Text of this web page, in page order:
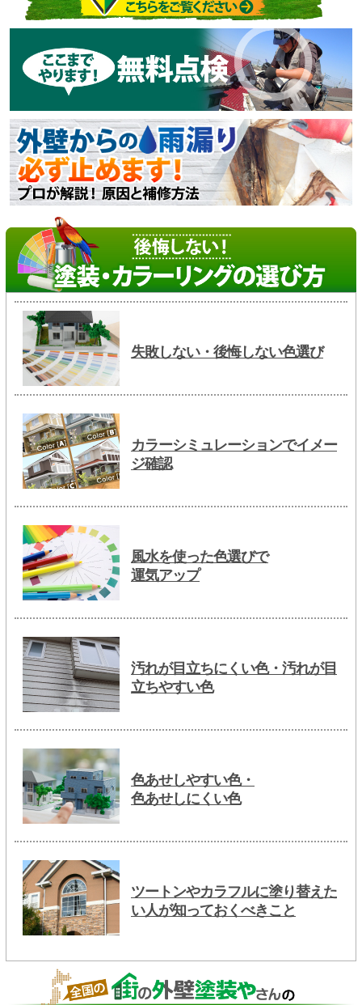
失敗しない・後悔しない色選び
カラーシミュレーションでイメー
ジ確認
風水を使った色選びで
運気アップ
汚れが目立ちにくい色・汚れが目
立ちやすい色
色あせしやすい色・
色あせしにくい色
ツートンやカラフルに塗り替えた
い人が知っておくべきこと